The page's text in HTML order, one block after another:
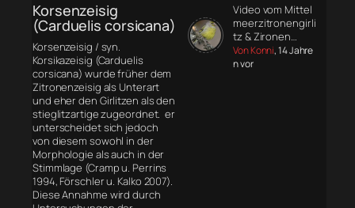
Korsenzeisig
(Carduelis corsicana)
Korsenzeisig / syn.
Korsikazeisig (Carduelis
corsicana) wurde früher dem
Zitronenzeisig als Unterart
und eher den Girlitzen als den
stieglitzartige zugeordnet. er
unterscheidet sich jedoch
von diesem sowohl in der
Morphologie als auch in der
Stimmlage (Cramp u. Perrins
1994, Förschler u. Kalko 2007).
Diese Annahme wird durch
Video vom Mittel
meerzitronengirli
tz & Zironen…
Von Konni, 14 Jahre
n vor